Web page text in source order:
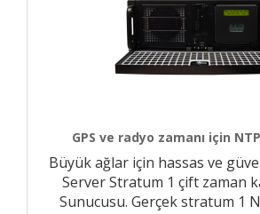
GPS ve radyo zamanı için
Büyük ağlar için hassas ve
Server Stratum 1 çift zaman
Sunucusu. Gerçek stratum 1